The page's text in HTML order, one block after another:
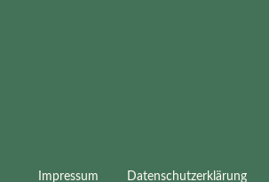
Impressum Datenschutzerklärung